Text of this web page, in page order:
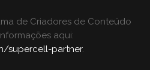
de Criadores de Conteúdo
aqui:
supercell-partner.